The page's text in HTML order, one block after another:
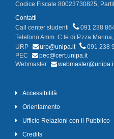
Codice Fiscale 80023730825,
Contatti
Call center studenti
091 238
Telefono Amm. C.le di P.zza
URP
urp@unipa.it
091 238
PEC
pec@cert.unipa.it
Webmaster
Accessibilità
Orientamento
Ufficio Relazioni con il Pubblico
Credits